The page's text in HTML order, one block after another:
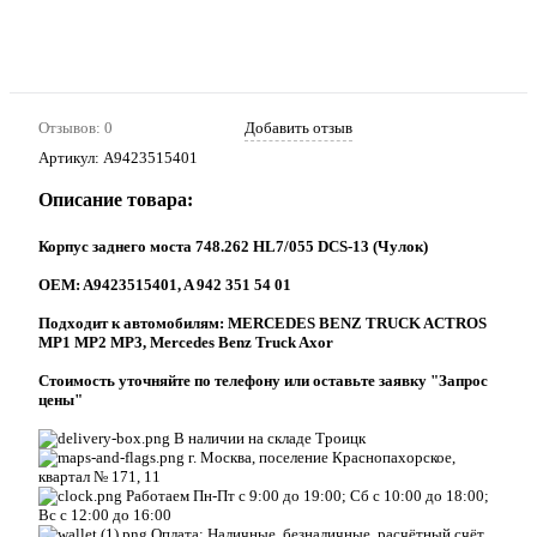
Отзывов: 0
Добавить отзыв
Артикул: A9423515401
Описание товара:
Корпус заднего моста 748.262 HL7/055 DCS-13 (Чулок)
ОEM: A9423515401, A 942 351 54 01
Подходит к автомобилям: MERCEDES BENZ TRUCK ACTROS
MP1 MP2 MP3, Mercedes Benz Truck Axor
Стоимость уточняйте по телефону или оставьте заявку "Запрос
цены"
В наличии на складе Троицк
г. Москва, поселение Краснопахорское,
квартал № 171, 11
Работаем Пн-Пт с 9:00 до 19:00; Сб с 10:00 до 18:00;
Вс с 12:00 до 16:00